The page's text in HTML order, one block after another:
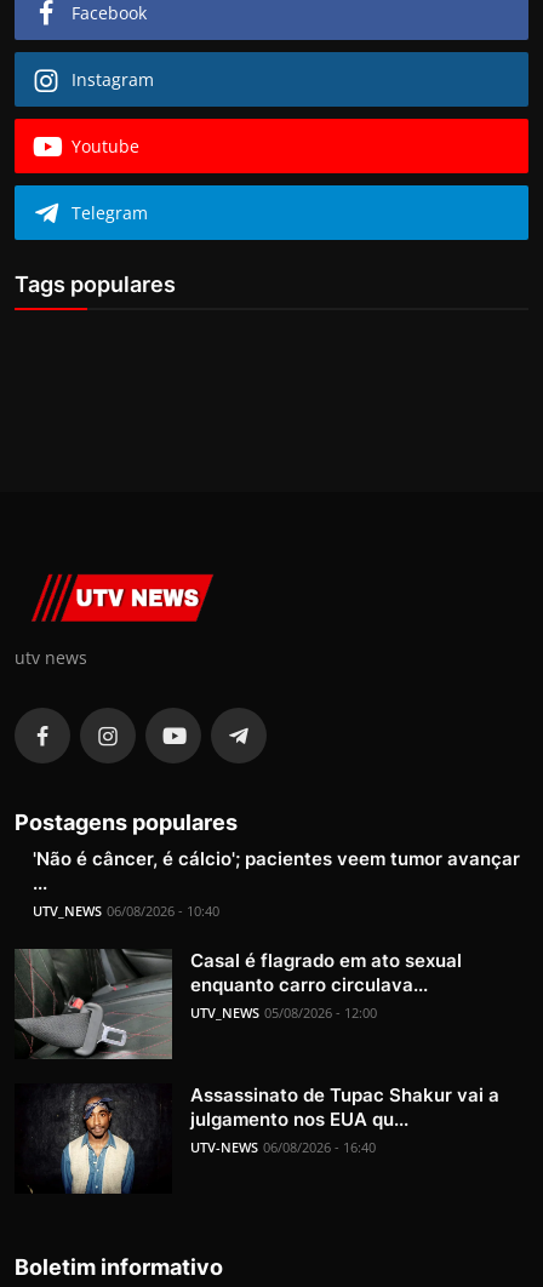
Facebook
Instagram
Youtube
Telegram
Tags populares
utv news
Postagens populares
'Não é câncer, é cálcio'; pacientes veem tumor avançar
...
UTV_NEWS 06/08/2026 - 10:40
Casal é flagrado em ato sexual
enquanto carro circulava...
UTV_NEWS 05/08/2026 - 12:00
Assassinato de Tupac Shakur vai a
julgamento nos EUA qu...
UTV-NEWS 06/08/2026 - 16:40
Boletim informativo